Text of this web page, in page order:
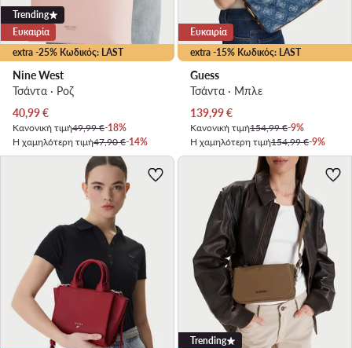
extra -25% Κωδικός: LAST
Trending
Ευκαιρία
Nine West
Τσάντα · Ροζ
Τρέχουσα τιμή
40,99€
Κανονική τιμή49,99 €-18%
Η χαμηλότερη τιμή47,90 €-14%
extra -15% Κωδικός: LAST
Ευκαιρία
Guess
Τσάντα · Μπλε
Τρέχουσα τιμή
139,99€
Κανονική τιμή154,99 €-9%
Η χαμηλότερη τιμή154,99 €-9%
Trending